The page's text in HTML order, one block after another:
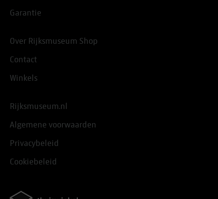
Garantie
Over Rijksmuseum Shop
Contact
Winkels
Rijksmuseum.nl
Algemene voorwaarden
Privacybeleid
Cookiebeleid